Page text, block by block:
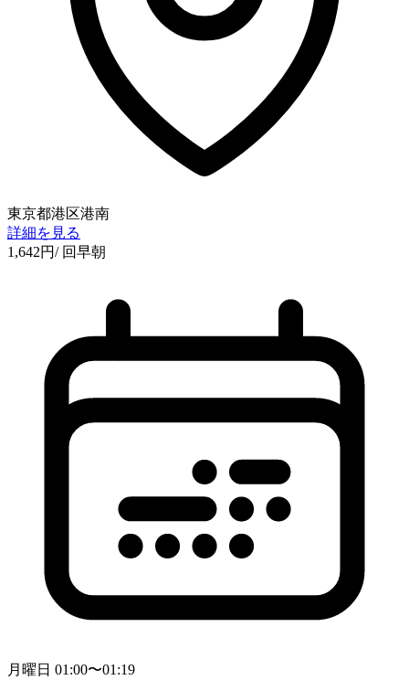
東京都港区港南
詳細を見る
1,642円/ 回早朝
月曜日 01:00〜01:19